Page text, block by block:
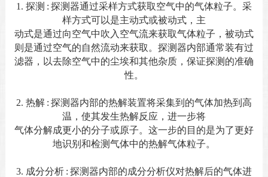
1. 探测 : 探测器通过采样方式获取空气中的气体粒子。采
样方式可以是主动式或被动式，主
动式是通过向空气中吹入空气流来获取气体粒子，被动式
则是通过空气的自然流动来获取。探测器内部通常装有过
滤器，以去除空气中的尘埃和其他杂质，保证探测的准确
性。
2. 热解 : 探测器内部的热解装置将采集到的气体加热到高
温，使其发生热解反应，进一步将
气体分解成更小的分子或原子。这一步的目的是为了更好
地识别和检测气体中的热解气体粒子。
3. 成分分析 : 探测器内部的成分分析仪对热解后的气体进